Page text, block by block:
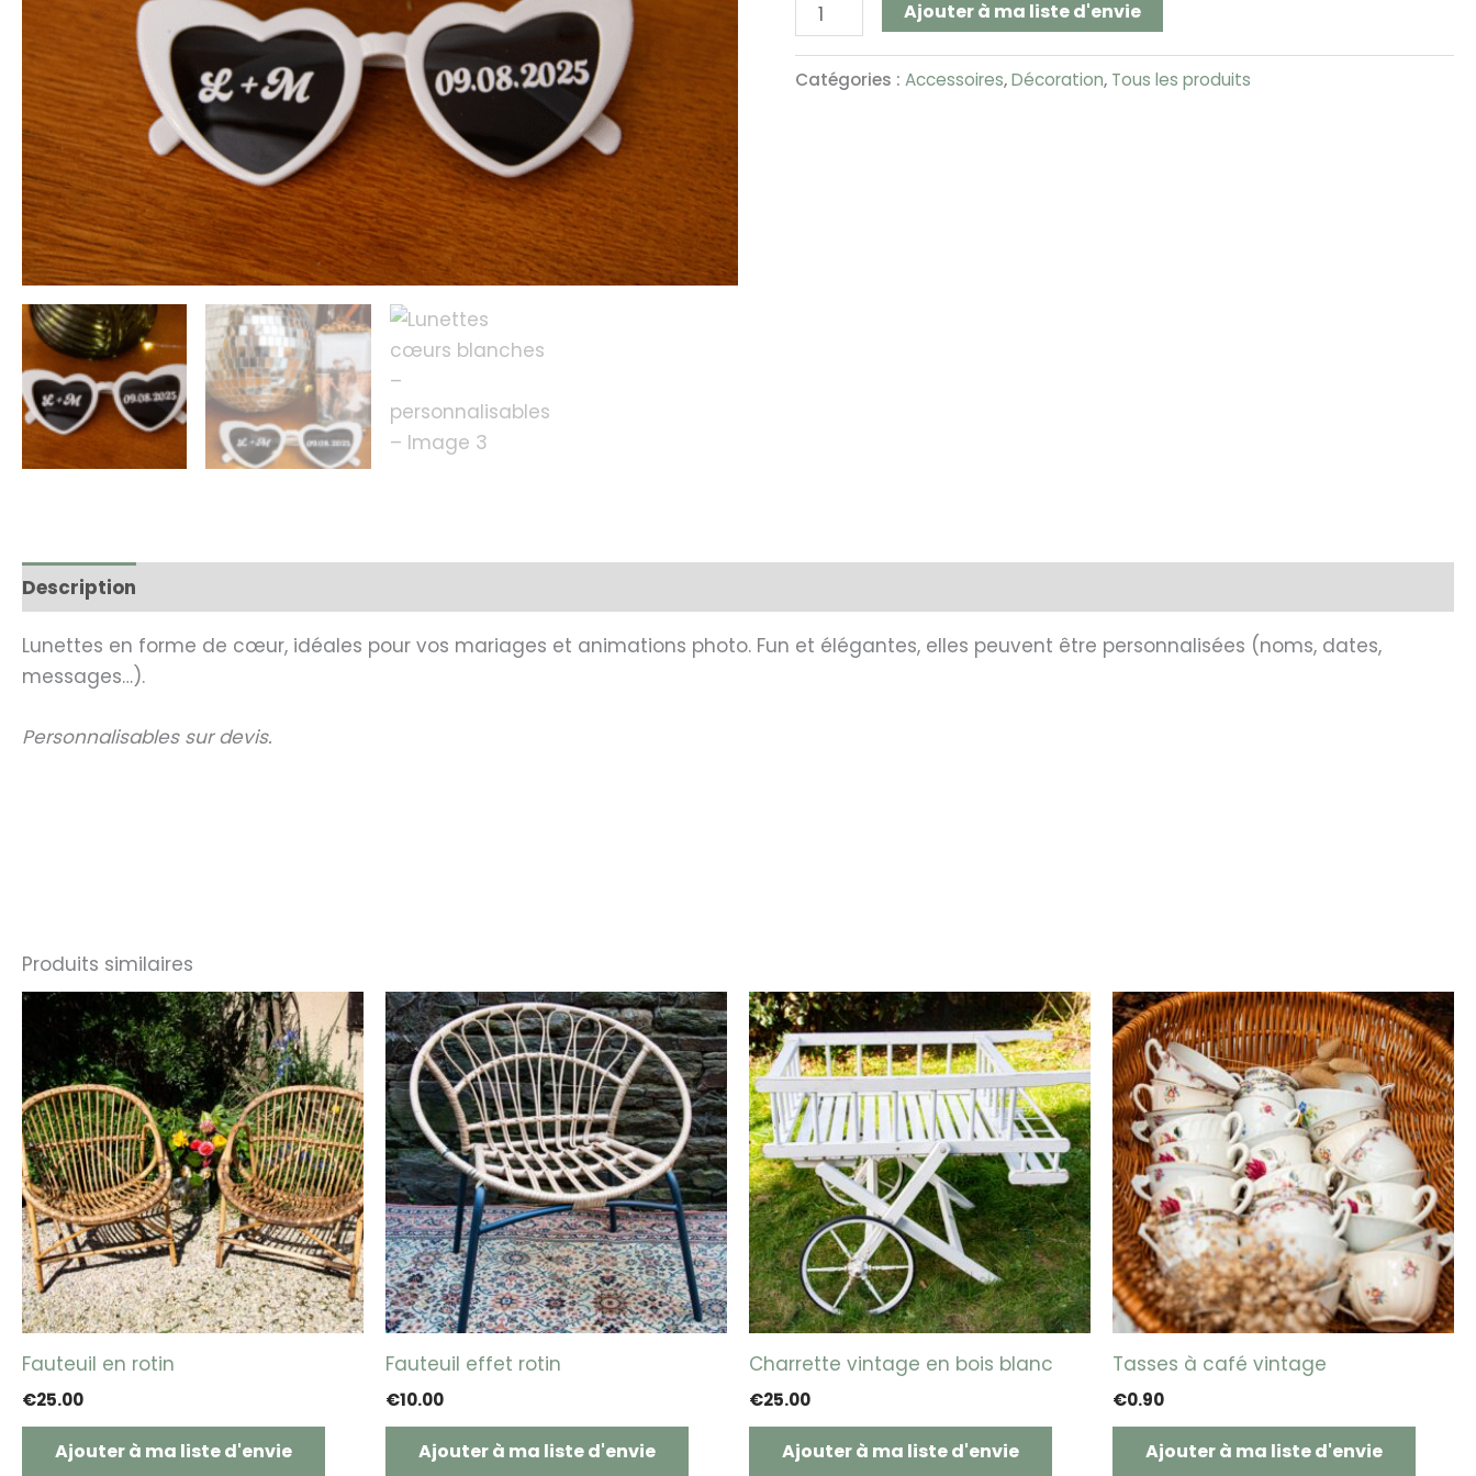
personnalisablesAjouter à ma liste d'envie
Catégories :Accessoires,Décoration, Tous les produits
Description
Lunettes en forme de cœur, idéales pour vos mariages et animations photo. Fun et élégantes, elles peuvent être personnalisées (noms, dates,
messages…).
Personnalisables sur devis.
Produits similaires
Fauteuil en rotin
€25.00
Ajouter à ma liste d'envie
Fauteuil effet rotin
€10.00
Ajouter à ma liste d'envie
Charrette vintage en bois blanc
€25.00
Ajouter à ma liste d'envie
Tasses à café vintage
€0.90
Ajouter à ma liste d'envie